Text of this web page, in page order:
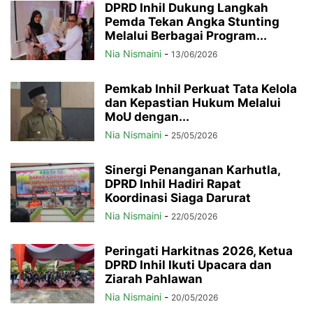
DPRD Inhil Dukung Langkah
Pemda Tekan Angka Stunting
Melalui Berbagai Program...
Nia Nismaini - 13/06/2026
Pemkab Inhil Perkuat Tata Kelola
dan Kepastian Hukum Melalui
MoU dengan...
Nia Nismaini - 25/05/2026
Sinergi Penanganan Karhutla,
DPRD Inhil Hadiri Rapat
Koordinasi Siaga Darurat
Nia Nismaini - 22/05/2026
Peringati Harkitnas 2026, Ketua
DPRD Inhil Ikuti Upacara dan
Ziarah Pahlawan
Nia Nismaini - 20/05/2026